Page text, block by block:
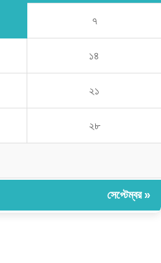
৭
১৪
২১
২৮
সেপ্টেম্বর »